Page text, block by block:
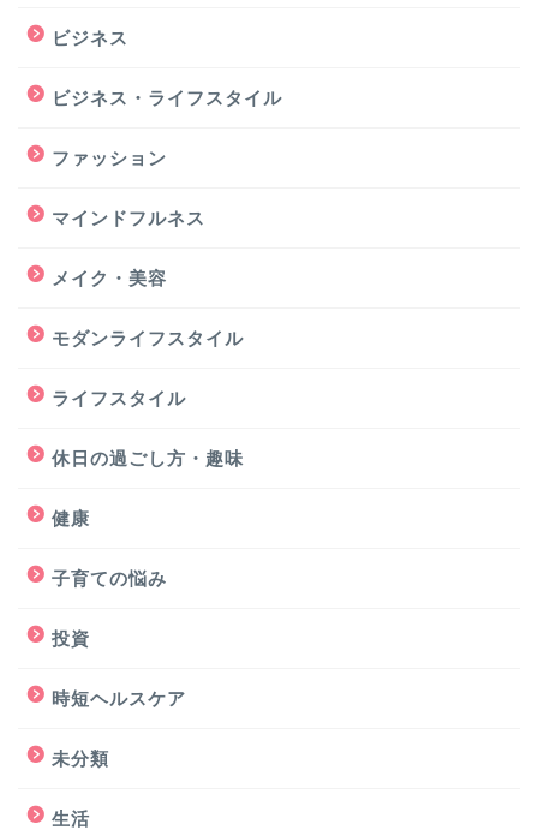
ビジネス
ビジネス・ライフスタイル
ファッション
マインドフルネス
メイク・美容
モダンライフスタイル
ライフスタイル
休日の過ごし方・趣味
健康
子育ての悩み
投資
時短ヘルスケア
未分類
生活